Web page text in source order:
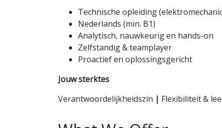
Technische opleiding
Nederlands (min. B1)
Analytisch, nauwkeurig en hands-on
Zelfstandig & teamplayer
Proactief en oplossingsgericht
Jouw sterktes
Verantwoordelijkheidszin | Flexibiliteit &